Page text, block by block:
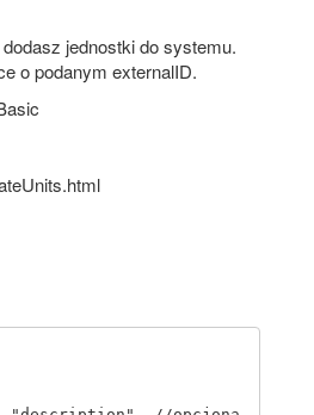
jednostki do systemu.
o podanym externalID.